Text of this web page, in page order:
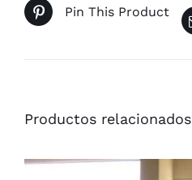
Pin This Product
Productos relacionados